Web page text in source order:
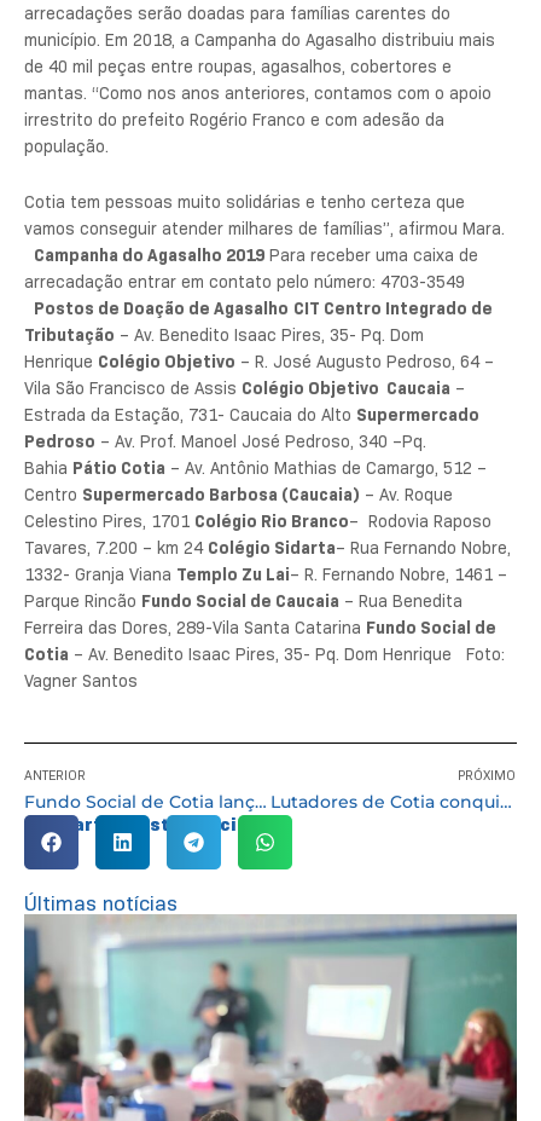
arrecadações serão doadas para famílias carentes do
município. Em 2018, a Campanha do Agasalho distribuiu mais
de 40 mil peças entre roupas, agasalhos, cobertores e
mantas. “Como nos anos anteriores, contamos com o apoio
irrestrito do prefeito Rogério Franco e com adesão da
população.
Cotia tem pessoas muito solidárias e tenho certeza que
vamos conseguir atender milhares de famílias”, afirmou Mara.
Campanha do Agasalho 2019 Para receber uma caixa de
arrecadação entrar em contato pelo número: 4703-3549
Postos de Doação de Agasalho CIT Centro Integrado de
Tributação – Av. Benedito Isaac Pires, 35- Pq. Dom
Henrique Colégio Objetivo – R. José Augusto Pedroso, 64 –
Vila São Francisco de Assis Colégio Objetivo Caucaia –
Estrada da Estação, 731- Caucaia do Alto Supermercado
Pedroso – Av. Prof. Manoel José Pedroso, 340 –Pq.
Bahia Pátio Cotia – Av. Antônio Mathias de Camargo, 512 –
Centro Supermercado Barbosa (Caucaia) – Av. Roque
Celestino Pires, 1701 Colégio Rio Branco– Rodovia Raposo
Tavares, 7.200 – km 24 Colégio Sidarta– Rua Fernando Nobre,
1332- Granja Viana Templo Zu Lai– R. Fernando Nobre, 1461 –
Parque Rincão Fundo Social de Caucaia – Rua Benedita
Ferreira das Dores, 289-Vila Santa Catarina Fundo Social de
Cotia – Av. Benedito Isaac Pires, 35- Pq. Dom Henrique Foto:
Vagner Santos
ANTERIOR
Fundo Social de Cotia lança a Campanha do Agasalho 2019
PRÓXIMO
Lutadores de Cotia conquistam título Sul-Americano de Jiu-jitsu
Compartilhe esta notícia:
Últimas notícias